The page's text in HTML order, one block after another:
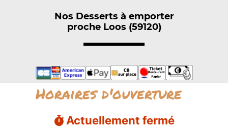
Nos Desserts à emporter
proche Loos (59120)
Horaires d'ouverture
Actuellement fermé